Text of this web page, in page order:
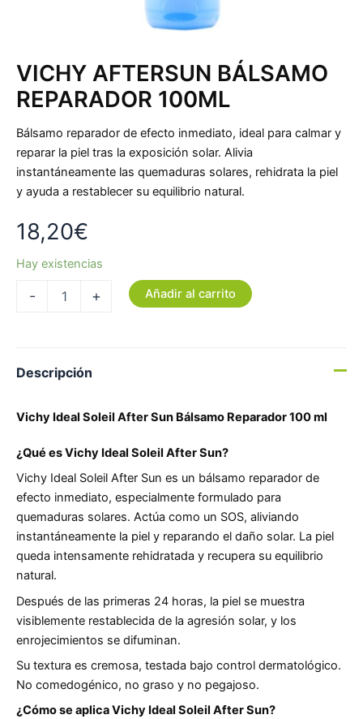
VICHY AFTERSUN BÁLSAMO
REPARADOR 100ML
Bálsamo reparador de efecto inmediato, ideal para calmar y
reparar la piel tras la exposición solar. Alivia
instantáneamente las quemaduras solares, rehidrata la piel
y ayuda a restablecer su equilibrio natural.
18,20€
Hay existencias
- + Añadir al carrito
Descripción
Vichy Ideal Soleil After Sun Bálsamo Reparador 100 ml
¿Qué es Vichy Ideal Soleil After Sun?
Vichy Ideal Soleil After Sun es un bálsamo reparador de
efecto inmediato, especialmente formulado para
quemaduras solares. Actúa como un SOS, aliviando
instantáneamente la piel y reparando el daño solar. La piel
queda intensamente rehidratada y recupera su equilibrio
natural.
Después de las primeras 24 horas, la piel se muestra
visiblemente restablecida de la agresión solar, y los
enrojecimientos se difuminan.
Su textura es cremosa, testada bajo control dermatológico.
No comedogénico, no graso y no pegajoso.
¿Cómo se aplica Vichy Ideal Soleil After Sun?